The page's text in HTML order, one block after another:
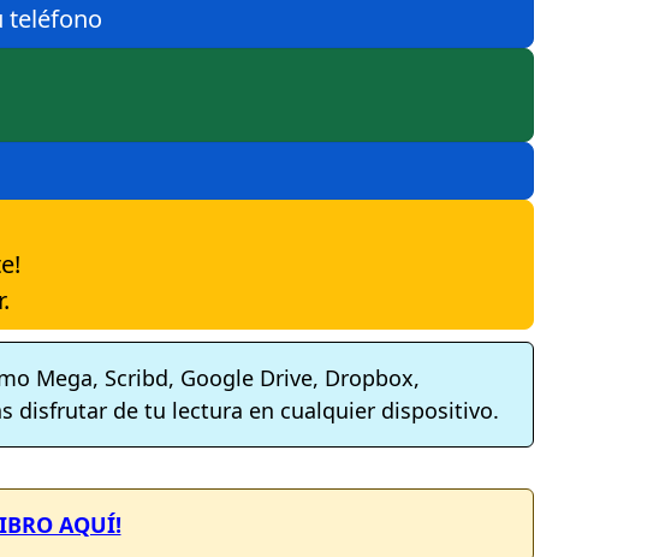
teléfono
Mega, Scribd, Google Drive, Dropbox,
disfrutar de tu lectura en cualquier dispositivo.
AQUÍ!